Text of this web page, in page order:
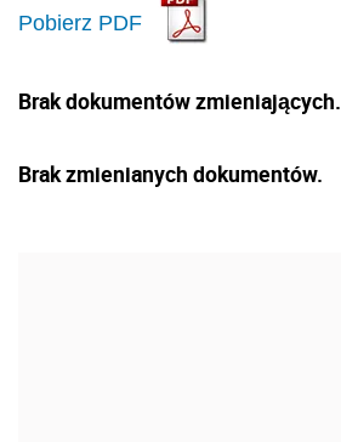
Pobierz PDF
Brak dokumentów zmieniających.
Brak zmienianych dokumentów.